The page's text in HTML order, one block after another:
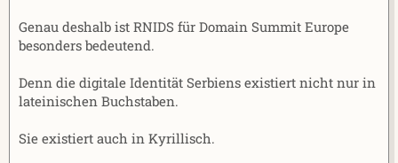
Genau deshalb ist RNIDS für Domain Summit Europe
besonders bedeutend.
Denn die digitale Identität Serbiens existiert nicht nur in
lateinischen Buchstaben.
Sie existiert auch in Kyrillisch.